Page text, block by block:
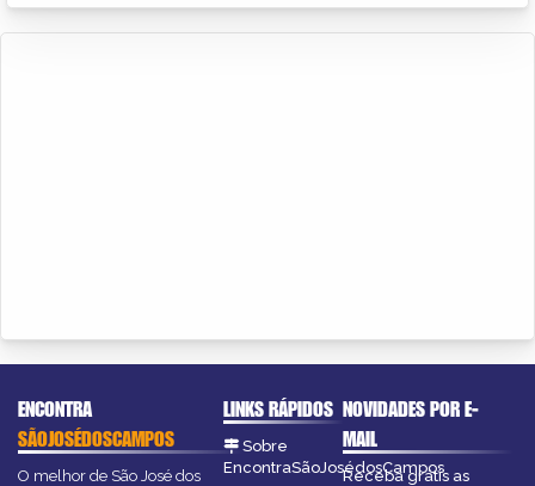
ENCONTRA
SÃOJOSÉDOSCAMPOS
O melhor de São José dos
LINKS RÁPIDOS
Sobre
EncontraSãoJosédosCampos
NOVIDADES POR E-
MAIL
Receba grátis as